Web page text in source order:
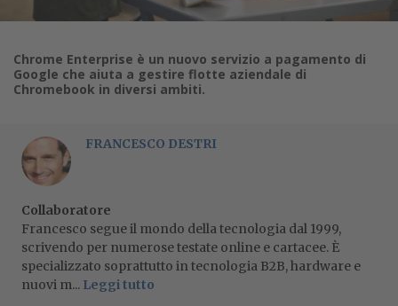
Chrome Enterprise è un nuovo servizio a pagamento di
Google che aiuta a gestire flotte aziendale di
Chromebook in diversi ambiti.
FRANCESCO DESTRI
Collaboratore
Francesco segue il mondo della tecnologia dal 1999,
scrivendo per numerose testate online e cartacee. È
specializzato soprattutto in tecnologia B2B, hardware e
nuovi m... Leggi tutto